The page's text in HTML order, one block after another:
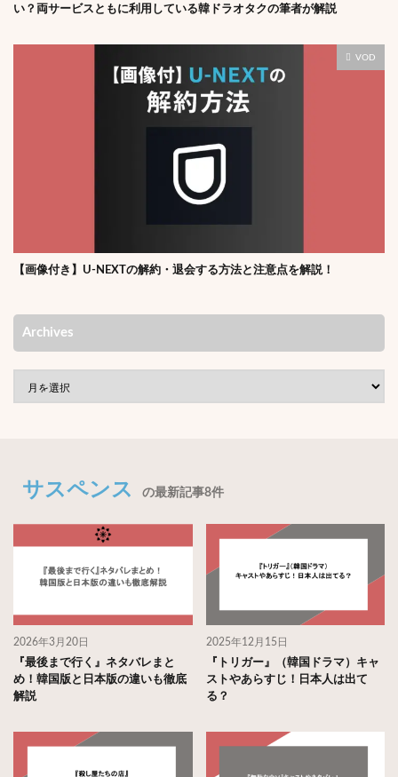
い？両サービスともに利用している韓ドラオタクの筆者が解説
VOD
【画像付き】U-NEXTの解約・退会する方法と注意点を解説！
Archives
サスペンス の最新記事8件
2026年3月20日
『最後まで行く』ネタバレまと
め！韓国版と日本版の違いも徹底
解説
2025年12月15日
『トリガー』（韓国ドラマ）キャ
ストやあらすじ！日本人は出て
る？